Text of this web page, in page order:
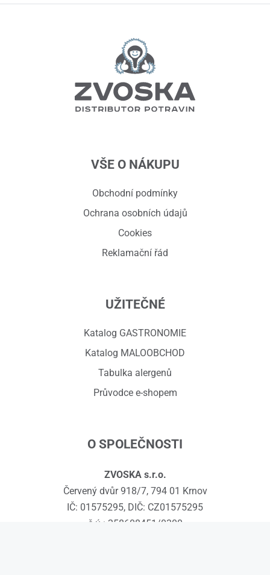
VŠE O NÁKUPU
Obchodní podmínky
Ochrana osobních údajů
Cookies
Reklamační řád
UŽITEČNÉ
Katalog GASTRONOMIE
Katalog MALOOBCHOD
Tabulka alergenů
Průvodce e-shopem
O SPOLEČNOSTI
ZVOSKA s.r.o.
Červený dvůr 918/7, 794 01 Krnov
IČ: 01575295, DIČ: CZ01575295
č.ú.: 258608451/0300